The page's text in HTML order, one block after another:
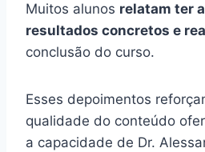
Muitos alunos relatam ter
resultados concretos e
conclusão do curso.
Esses depoimentos
qualidade do conteúdo
a capacidade de Dr.